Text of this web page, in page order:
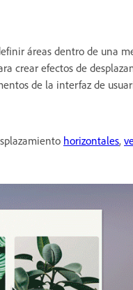
áreas dentro de una
crear efectos de
de la interfaz de
horizontales,